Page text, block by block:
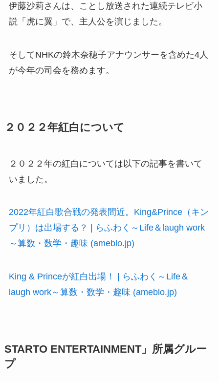
伊藤沙莉さんは、ことし放送された連続テレビ小
説「虎に翼」で、主人公を演じました。
そしてNHKの鈴木奈穂子アナウンサーを含めた4人
が今年の司会を務めます。
２０２２年紅白について
２０２２年の紅白については以下の記事を書いて
いました。
2022年紅白歌合戦の発表間近。King&Prince（キン
プリ）は出場する？ | らふわく～Life＆laugh work
～算数・数学・趣味 (ameblo.jp)
King & Princeが紅白出場！ | らふわく～Life＆
laugh work～算数・数学・趣味 (ameblo.jp)
STARTO ENTERTAINMENT」所属グルー
プ